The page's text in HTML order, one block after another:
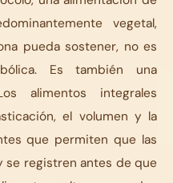
vegetal,
pueda sostener, no es
Es también una
alimentos integrales
el volumen y la
que permiten que las
se registren antes de que